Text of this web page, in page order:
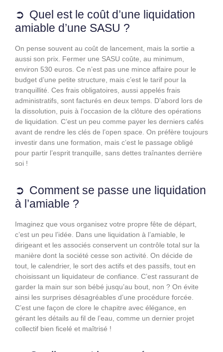
Quel est le coût d’une liquidation
amiable d’une SASU ?
On pense souvent au coût de lancement, mais la sortie a
aussi son prix. Fermer une SASU coûte, au minimum,
environ 530 euros. Ce n’est pas une mince affaire pour le
budget d’une petite structure, mais c’est le tarif pour la
tranquillité. Ces frais obligatoires, aussi appelés frais
administratifs, sont facturés en deux temps. D’abord lors de
la dissolution, puis à l’occasion de la clôture des opérations
de liquidation. C’est un peu comme payer les derniers cafés
avant de rendre les clés de l’open space. On préfère toujours
investir dans une formation, mais c’est le passage obligé
pour partir l’esprit tranquille, sans dettes traînantes derrière
soi !
Comment se passe une liquidation
à l’amiable ?
Imaginez que vous organisez votre propre fête de départ,
c’est un peu l’idée. Dans une liquidation à l’amiable, le
dirigeant et les associés conservent un contrôle total sur la
manière dont la société cesse son activité. On décide de
tout, le calendrier, le sort des actifs et des passifs, tout en
choisissant un liquidateur de confiance. C’est rassurant de
garder la main sur son bébé jusqu’au bout, non ? On évite
ainsi les surprises désagréables d’une procédure forcée.
C’est une façon de clore le chapitre avec élégance, en
gérant les détails au fil de l’eau, comme un dernier projet
collectif bien ficelé et maîtrisé !